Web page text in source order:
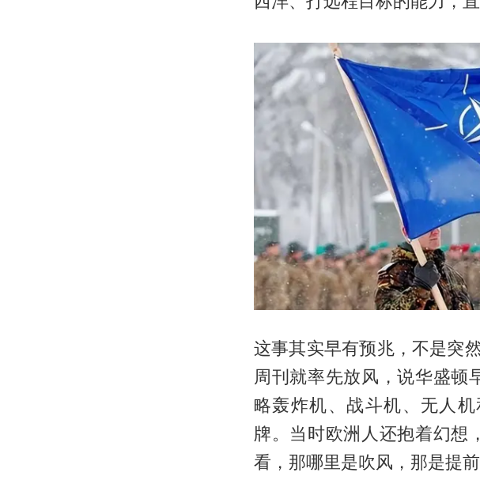
这事其实早有预兆，不是突
周刊就率先放风，说华盛顿
略轰炸机、战斗机、无人
牌。当时欧洲人还抱着幻想
看，那哪里是吹风，那是提前